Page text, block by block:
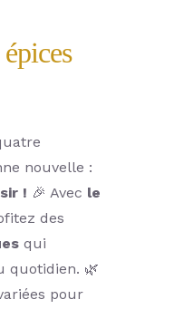
nouvelle :
! 🎉 Avec le
des
qui
quotidien. 🌿
pour